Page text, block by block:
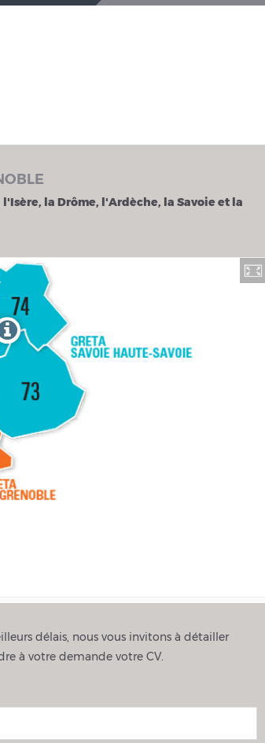
l'Isère, la Drôme, l'Ardèche, la Savoie et la
délais, nous vous invitons à détailler
à votre demande votre CV.